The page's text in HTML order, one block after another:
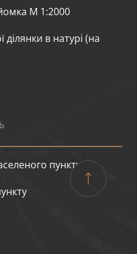
М 1:2000
в натурі (на
пункту